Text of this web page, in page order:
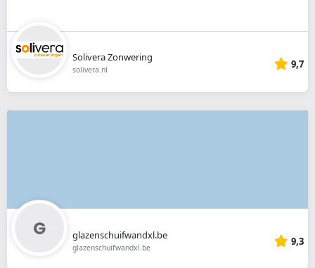
Solivera Zonwering
solivera.nl 9,7
glazenschuifwandxl.be
glazenschuifwandxl.be 9,3